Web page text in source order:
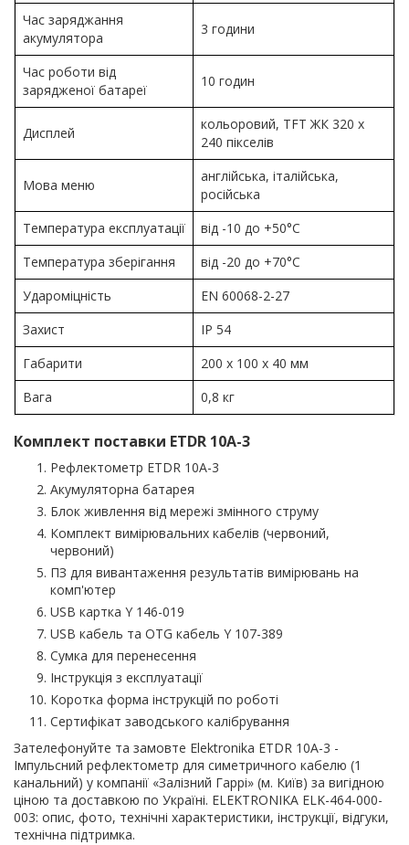
Час заряджання
акумулятора
3 години
Час роботи від
зарядженої батареї
10 годин
Дисплей
кольоровий, TFT ЖК 320 х
240 пікселів
Мова меню
англійська, італійська,
російська
Температура експлуатації
від -10 до +50°C
Температура зберігання
від -20 до +70°C
Удароміцність
EN 60068-2-27
Захист
IP 54
Габарити
200 x 100 x 40 мм
Вага
0,8 кг
Комплект поставки ETDR 10A-3
Рефлектометр ETDR 10A-3
Акумуляторна батарея
Блок живлення від мережі змінного струму
Комплект вимірювальних кабелів (червоний,
червоний)
ПЗ для вивантаження результатів вимірювань на
комп'ютер
USB картка Y 146-019
USB кабель та OTG кабель Y 107-389
Сумка для перенесення
Інструкція з експлуатації
Коротка форма інструкцій по роботі
Сертифікат заводського калібрування
Зателефонуйте та замовте Elektronika ETDR 10A-3 -
Імпульсний рефлектометр для симетричного кабелю (1
канальний) у компанії «Залізний Гаррі» (м. Київ) за вигідною
ціною та доставкою по Україні. ELEKTRONIKA ELK-464-000-
003: опис, фото, технічні характеристики, інструкції, відгуки,
технічна підтримка.